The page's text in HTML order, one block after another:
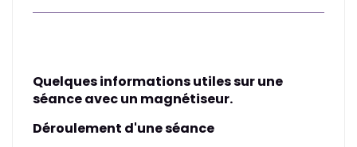
Quelques informations utiles sur une
séance avec un magnétiseur.
Déroulement d'une séance